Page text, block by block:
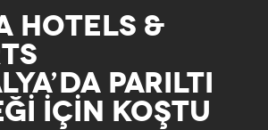
HOTELS &
PARILTI
İÇİN KOŞTU